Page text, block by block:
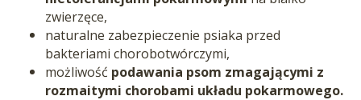
zwierzęce,
naturalne zabezpieczenie psiaka przed
bakteriami chorobotwórczymi,
możliwość podawania psom zmagającymi z
rozmaitymi chorobami układu pokarmowego.